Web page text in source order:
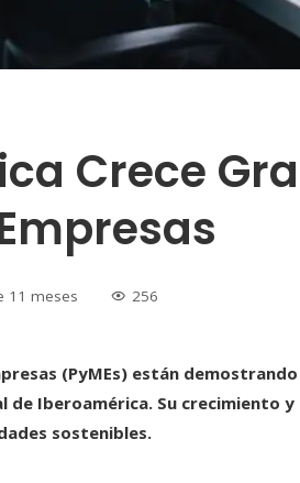
Crece
11 meses 256
(PyMEs) están
de Iberoamérica. Su crecimiento
sostenibles.